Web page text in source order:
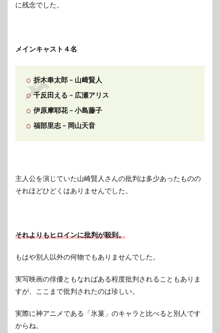
に残念でした。
メインキャスト４名
折木奉太郎 – 山﨑賢人
千反田える – 広瀬アリス
伊原摩耶花 – 小島藤子
福部里志 – 岡山天音
主人公を演じていた山崎賢人さんの批判は多少あったものの
それほどひどくはありませんでした。
それよりもヒロインに批判が殺到。
もはや別人以外の何物でもありませんでした。
実写映画の俳優ともなればある程度批判されることもありま
すが、ここまで批判されたのは珍しい。
実際に神アニメである「氷菓」のキャラと比べると別人です
からね。